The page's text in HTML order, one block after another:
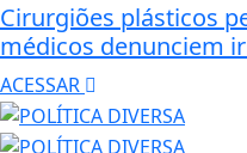
Cirurgiões plásticos
médicos denunciem
ACESSAR